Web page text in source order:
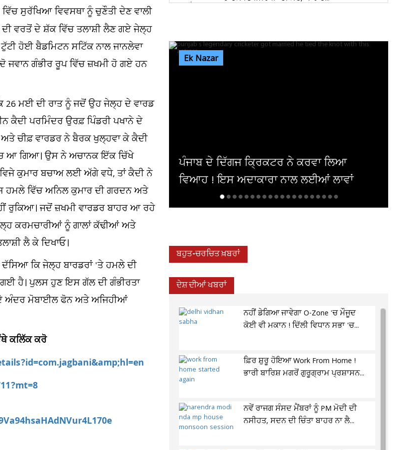
ਸੁਰੱਖਿਆ ਵਿਵਸਥਾ ਨੂੰ ਚੁਣੌਤੀ ਦੇਣ ਵਾਲੀ
ਵਰਤੋਂ ਦੇ ਸ਼ੱਕ ਵਿੱਚ ਤਲਾਸ਼ੀ ਲੈਣ ਗਏ ਜੇਲ੍ਹ
ਹੋਈ ਬੈਡਮਿਟਨ ਸਟਿੱਕ ਨਾਲ ਜਾਨਲੇਵਾ
ਜਵਾਨ ਗੰਭੀਰ ਰੂਪ ਵਿੱਚ ਜ਼ਖਮੀ ਹੋ ਗਏ ਹਨ
26 ਮਈ ਦੀ ਰਾਤ ਨੂੰ ਜਦੋਂ ਉਹ ਜੇਲ੍ਹ ਦੇ ਵਾਰਡ
ਕੈਦੀ ਪਰਮਿੰਦਰ ਉਰਫ਼ ਪਿੰਡਰੀ ਪਖਾਨੇ ਦੇ
ਚੀਫ਼ ਵਾਰਡਰ ਨੇ ਬੈਰਕ ਖੁਲ੍ਹਵਾ ਕੇ ਕੈਦੀ
ਆ ਗਿਆ। ਉਸ ਨੇ ਅਚਾਨਕ ਇੱਕ ਚਿੱਖੇ
ਕੁਮਾਰ ਬਚਾਅ ਲਈ ਅੱਗੇ ਵਧੇ, ਤਾਂ ਕੈਦੀ ਨੇ
ਹਮਲੇ ਵਿੱਚ ਅਨਿਲ ਕੁਮਾਰ ਦੀ ਗਰਦਨ ਅਤੇ
ਰੁਕਿਆ। ਜਦੋਂ ਜ਼ਖਮੀ ਵਾਰਡਰ ਬਾਹਰ ਆ ਰਹੇ
ਕਰਮਚਾਰੀਆਂ ਨੂੰ ਗਾਲਾਂ ਕੱਢੀਆਂ ਅਤੇ
ਲੈ ਕੇ ਦਿਖਾਓ।
ਕਿ ਜੇਲ੍ਹ ਬਾਰਡਰਾਂ 'ਤੇ ਹਮਲੇ ਦੀ
ਹੈ। ਪੁਲਸ ਹੁਣ ਇਸ ਗੱਲ ਦੀ ਗੰਭੀਰਤਾ
ਅੰਦਰ ਮੋਬਾਈਲ ਫੋਨ ਅਤੇ ਅਜਿਹੀਆਂ
ਕਲਿੱਕ ਕਰੋ
Ek Nazar
ਪੰਜਾਬ ਦੇ ਦਿੱਗਜ ਕ੍ਰਿਕਟਰ ਨੇ ਕਰਵਾ ਲਿਆ
ਵਿਆਹ ! ਇਸ ਅਦਾਕਾਰਾ ਨਾਲ ਲਈਆਂ ਲਾਵਾਂ
Heavy Rain: 8, 9, 10, 11, 12, 13
ਪਵੇਗਾ ਭਾਰੀ ਮੀਂਹ! 15 ਸੂਬਿਆਂ...
ਬਹੁਤ-ਚਰਚਿਤ ਖ਼ਬਰਾਂ
ਦੇਸ਼ ਦੀਆਂ ਖਬਰਾਂ
ਨਹੀਂ ਡੇਗਿਆ ਜਾਵੇਗਾ O-Zone 'ਚ ਮੌਜੂਦ
ਕੋਈ ਵੀ ਮਕਾਨ ! ਦਿੱਲੀ ਵਿਧਾਨ ਸਭਾ 'ਚ...
ਫ਼ਿਰ ਸ਼ੁਰੂ ਹੋਇਆ Work From Home !
ਭਾਰੀ ਬਾਰਿਸ਼ ਮਗਰੋਂ ਗੁਰੂਗ੍ਰਾਮ ਪ੍ਰਸ਼ਾਸਨ...
ਨਵੇਂ ਰਾਜਗ ਸੰਸਦ ਮੈਂਬਰਾਂ ਨੂੰ PM ਮੋਦੀ ਦੀ
ਨਸੀਹਤ, ਸਦਨ ਦੀ ਚਿੰਤਾ ਬਾਹਰ ਨਾ ਲੈ...